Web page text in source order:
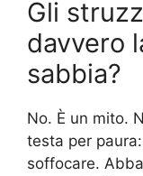
Gli
davvero
sabbia?
No. È un mito.
testa per
soffocare.